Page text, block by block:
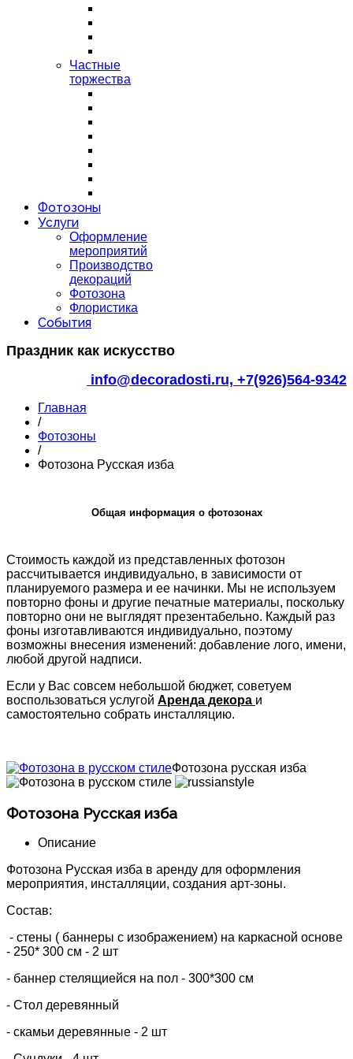
Частные
торжества
Фотозоны
Услуги
Оформление
мероприятий
Производство
декораций
Фотозона
Флористика
События
Праздник как искусство
info@decoradosti.ru, +7(926)564-9342
Главная
/
Фотозоны
/
Фотозона Русская изба
Общая информация о фотозонах
Стоимость каждой из представленных фотозон
рассчитывается индивидуально, в зависимости от
планируемого размера и ее начинки. Мы не используем
повторно фоны и другие печатные материалы, поскольку
повторно они не выглядят презентабельно. Каждый раз
фоны изготавливаются индивидуально, поэтому
возможны внесения изменений: добавление лого, имени,
любой другой надписи.
Если у Вас совсем небольшой бюджет, советуем
воспользоваться услугой Аренда декора и
самостоятельно собрать инсталляцию.
Фотозона русская изба
Фотозона Русская изба
Описание
Фотозона Русская изба в аренду для оформления
мероприятия, инсталляции, создания арт-зоны.
Состав:
- стены ( баннеры с изображением) на каркасной основе
- 250* 300 см - 2 шт
- баннер стелящиейся на пол - 300*300 см
- Стол деревянный
- скамьи деревянные - 2 шт